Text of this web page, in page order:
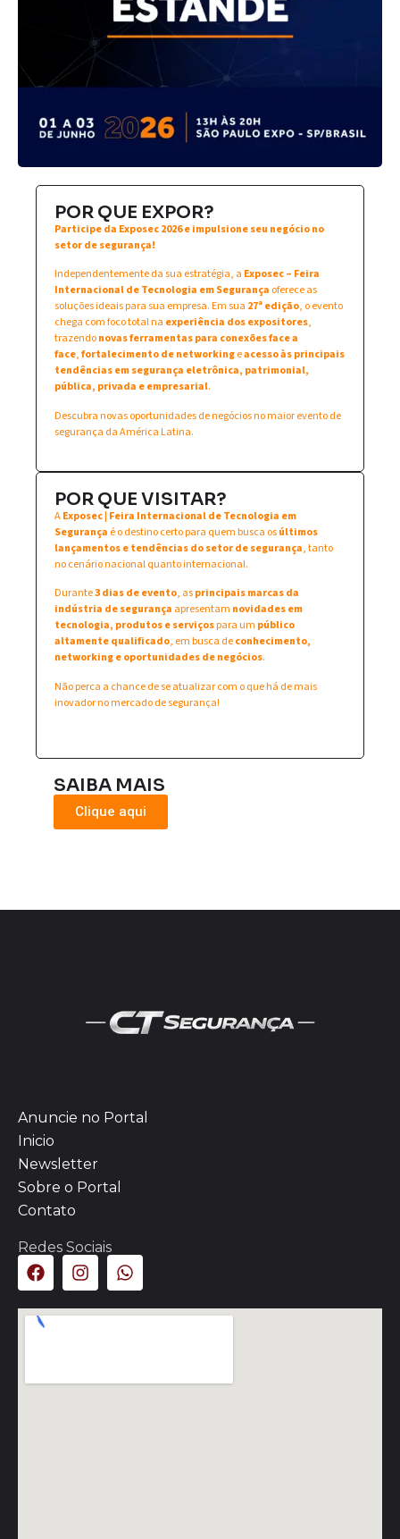
POR QUE EXPOR?
Participe da Exposec 2026 e impulsione seu negócio no
setor de segurança!
Independentemente da sua estratégia, a Exposec – Feira
Internacional de Tecnologia em Segurança oferece as
soluções ideais para sua empresa. Em sua 27ª edição, o evento
chega com foco total na experiência dos expositores,
trazendonovas ferramentas para conexões face a
face,fortalecimento de networkingeacesso às principais
tendências em segurança eletrônica, patrimonial,
pública, privada e empresarial.
Descubra novas oportunidades de negócios no maior evento de
segurança da América Latina.
POR QUE VISITAR?
AExposec | Feira Internacional de Tecnologia em
Segurança é o destino certo para quem busca osúltimos
lançamentos e tendências do setor de segurança, tanto
no cenário nacional quanto internacional.
Durante3 dias de evento, asprincipais marcas da
indústria de segurança apresentam novidades em
tecnologia, produtos e serviçospara um público
altamente qualificado, em busca deconhecimento,
networking e oportunidades de negócios.
Não perca a chance de se atualizar com o que há de mais
inovador no mercado de segurança!
SAIBA MAIS
Clique aqui
Anuncie no Portal
Inicio
Newsletter
Sobre o Portal
Contato
Redes Sociais